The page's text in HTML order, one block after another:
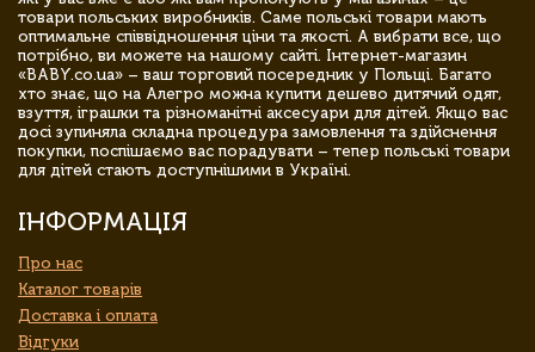
товари польських виробників. Саме польські товари мають
оптимальне співвідношення ціни та якості. А вибрати все, що
потрібно, ви можете на нашому сайті. Інтернет-магазин
«BABY.co.ua» – ваш торговий посередник у Польщі. Багато
хто знає, що на Алегро можна купити дешево дитячий одяг,
взуття, іграшки та різноманітні аксесуари для дітей. Якщо вас
досі зупиняла складна процедура замовлення та здійснення
покупки, поспішаємо вас порадувати – тепер польські товари
для дітей стають доступнішими в Україні.
ІНФОРМАЦІЯ
Про нас
Каталог товарів
Доставка і оплата
Відгуки